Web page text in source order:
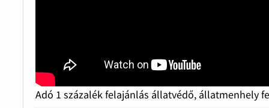
Adó 1 százalék felajánlás állatvédő, állatmenhely